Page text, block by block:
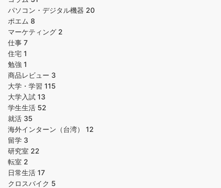
パソコン・デジタル機器 20
ポエム 8
マーケティング 2
仕事 7
住宅 1
勉強 1
商品レビュー 3
大学・学習 115
大学入試 13
学生生活 52
就活 35
海外インターン（台湾） 12
留学 3
研究室 22
転室 2
日常生活 17
クロスバイク 5